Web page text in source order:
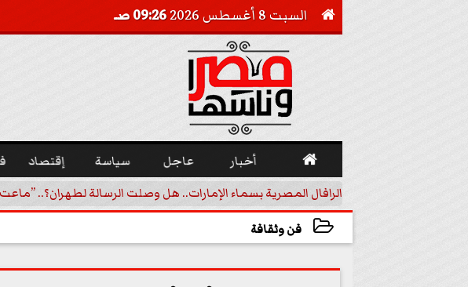
 السبت 8 أغسطس 2026 09:26 صـ
 أخبار عاجل سياسة إقتصاد
الرافال المصرية بسماء الإمارات.. هل وصلت الرسالة لطهران؟..
فن وثقافة